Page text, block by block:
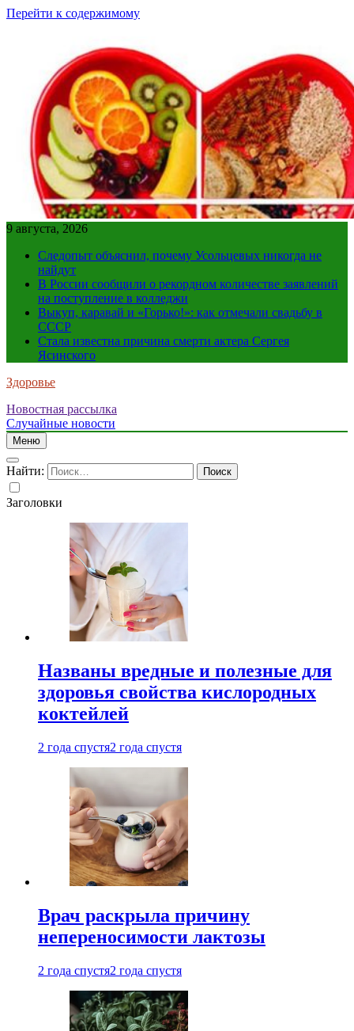
Перейти к содержимому
9 августа, 2026
Следопыт объяснил, почему Усольцевых никогда не
найдут
В России сообщили о рекордном количестве заявлений
на поступление в колледжи
Выкуп, каравай и «Горько!»: как отмечали свадьбу в
СССР
Стала известна причина смерти актера Сергея
Ясинского
Здоровье
Новостная рассылка
Случайные новости
Меню
Найти:
Заголовки
Названы вредные и полезные для
здоровья свойства кислородных
коктейлей
2 года спустя2 года спустя
Врач раскрыла причину
непереносимости лактозы
2 года спустя2 года спустя